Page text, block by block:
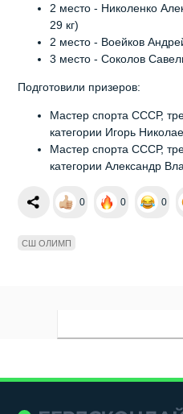
2 место - Николенко
29 кг)
2 место - Воейков
3 место - Соколов
Подготовили призеров:
Мастер спорта СССР,
категории Игорь
Мастер спорта СССР,
категории Александр
0 0 0
СШ ОЛИМП